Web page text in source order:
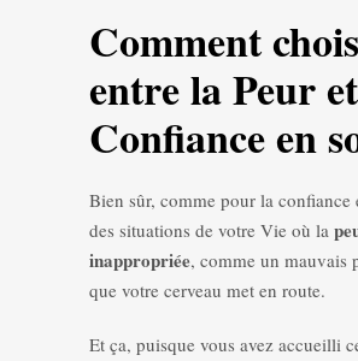
Comment
entre la Peur
Confiance en
Bien sûr, comme pour la
des situations de votre Vie où la
inappropriée, comme un mauvais
que votre cerveau met en route.
Et ça, puisque vous avez accueilli